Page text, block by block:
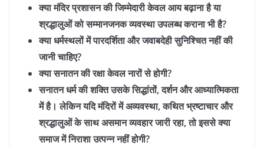
क्या मंदिर प्रशासन की जिम्मेदारी केवल आय बढ़ाना है या
श्रद्धालुओं को सम्मानजनक व्यवस्था उपलब्ध कराना भी है?
क्या धर्मस्थलों में पारदर्शिता और जवाबदेही सुनिश्चित नहीं की
जानी चाहिए?
क्या सनातन की रक्षा केवल नारों से होगी?
सनातन धर्म की शक्ति उसके सिद्धांतों, दर्शन और आध्यात्मिकता
में है। लेकिन यदि मंदिरों में अव्यवस्था, कथित भ्रष्टाचार और
श्रद्धालुओं के साथ असमान व्यवहार जारी रहा, तो इससे क्या
समाज में निराशा उत्पन्न नहीं होगी?